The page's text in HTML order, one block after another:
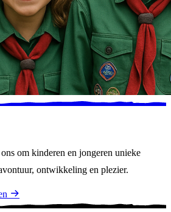
om kinderen en jongeren unieke
ontwikkeling en plezier.